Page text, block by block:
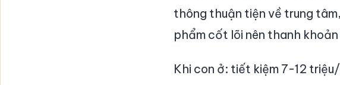
thông thuận tiện về trung
phẩm cốt lõi nên thanh
Khi con ở: tiết kiệm 7-12